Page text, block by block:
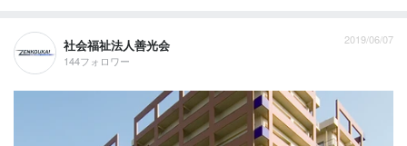
社会福祉法人善光会
144フォロワー
2019/06/07